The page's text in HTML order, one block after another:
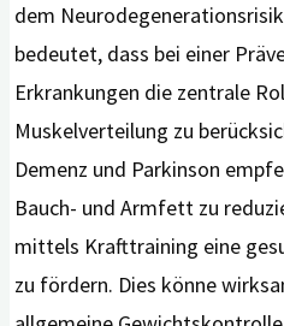
dem
bedeutet, dass bei einer
Erkrankungen die zentrale
Muskelverteilung zu
Demenz und Parkinson
Bauch- und Armfett zu
mittels Krafttraining eine
zu fördern. Dies könne